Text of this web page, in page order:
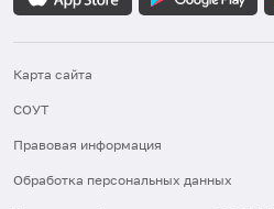
Карта сайта
СОУТ
Правовая информация
Обработка персональных данных